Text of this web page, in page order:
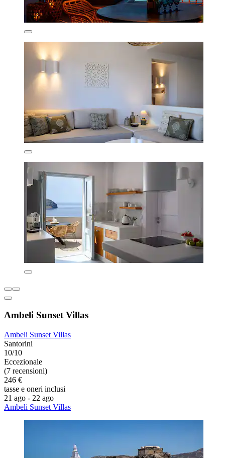
Ambeli Sunset Villas
Ambeli Sunset Villas
Santorini
10/10
Eccezionale
(7 recensioni)
246 €
tasse e oneri inclusi
21 ago - 22 ago
Ambeli Sunset Villas